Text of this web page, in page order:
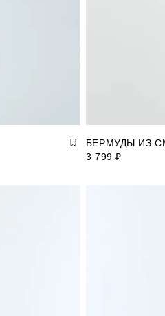
БЕРМУДЫ ИЗ
3 799 ₽